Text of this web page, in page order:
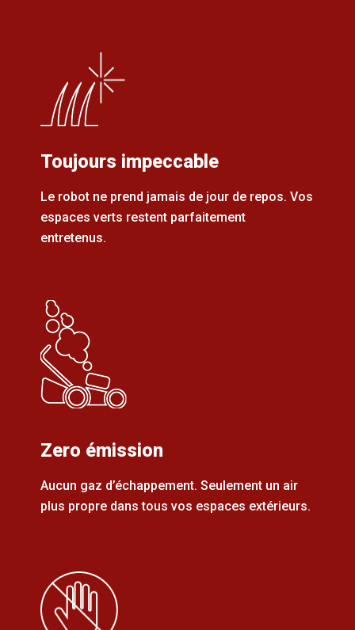
Toujours impeccable
Le robot ne prend jamais de jour de repos. Vos
espaces verts restent parfaitement
entretenus.
Zero émission
Aucun gaz d’échappement. Seulement un air
plus propre dans tous vos espaces extérieurs.